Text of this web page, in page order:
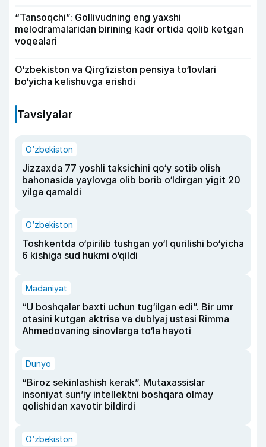
“Tansoqchi”: Gollivudning eng yaxshi
melodramalaridan birining kadr ortida qolib ketgan
voqealari
O‘zbekiston va Qirg‘iziston pensiya to‘lovlari
bo‘yicha kelishuvga erishdi
Tavsiyalar
O‘zbekiston
Jizzaxda 77 yoshli taksichini qo‘y sotib olish
bahonasida yaylovga olib borib o‘ldirgan yigit 20
yilga qamaldi
O‘zbekiston
Toshkentda o‘pirilib tushgan yo‘l qurilishi bo‘yicha
6 kishiga sud hukmi o‘qildi
Madaniyat
“U boshqalar baxti uchun tug‘ilgan edi”. Bir umr
otasini kutgan aktrisa va dublyaj ustasi Rimma
Ahmedovaning sinovlarga to‘la hayoti
Dunyo
“Biroz sekinlashish kerak”. Mutaxassislar
insoniyat sun’iy intellektni boshqara olmay
qolishidan xavotir bildirdi
O‘zbekiston